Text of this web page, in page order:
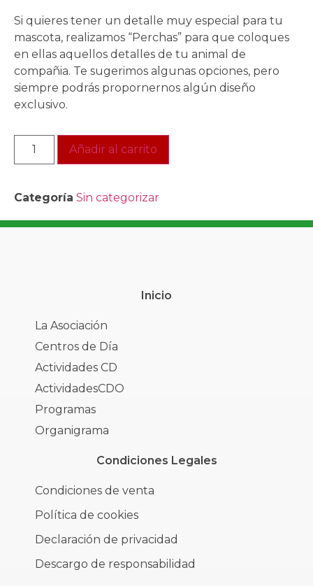
Si quieres tener un detalle muy especial para tu
mascota, realizamos “Perchas” para que coloques
en ellas aquellos detalles de tu animal de
compañia. Te sugerimos algunas opciones, pero
siempre podrás propornernos algún diseño
exclusivo.
Añadir al carrito
Categoría Sin categorizar
Inicio
La Asociación
Centros de Día
Actividades CD
ActividadesCDO
Programas
Organigrama
Condiciones Legales
Condiciones de venta
Política de cookies
Declaración de privacidad
Descargo de responsabilidad